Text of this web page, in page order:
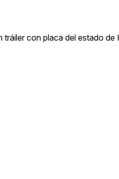
con placa del estado